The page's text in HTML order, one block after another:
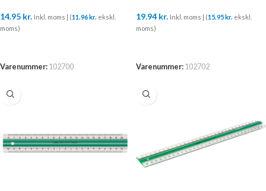
14.95 kr. Inkl. moms | (11.96 kr. ekskl.
moms)
Varenummer: 102700
19.94 kr. Inkl. moms | (15.95 kr. ekskl.
moms)
Varenummer: 102702